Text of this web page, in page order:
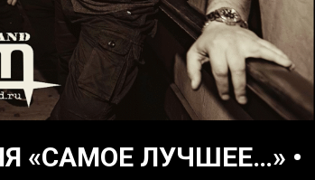
«САМОЕ ЛУЧШЕЕ…» •